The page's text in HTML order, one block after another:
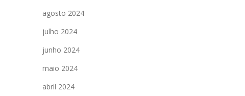
agosto 2024
julho 2024
junho 2024
maio 2024
abril 2024